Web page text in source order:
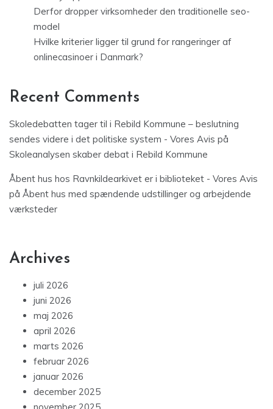
Derfor dropper virksomheder den traditionelle seo-
model
Hvilke kriterier ligger til grund for rangeringer af
onlinecasinoer i Danmark?
Recent Comments
Skoledebatten tager til i Rebild Kommune – beslutning
sendes videre i det politiske system - Vores Avis på
Skoleanalysen skaber debat i Rebild Kommune
Åbent hus hos Ravnkildearkivet er i biblioteket - Vores Avis
på Åbent hus med spændende udstillinger og arbejdende
værksteder
Archives
juli 2026
juni 2026
maj 2026
april 2026
marts 2026
februar 2026
januar 2026
december 2025